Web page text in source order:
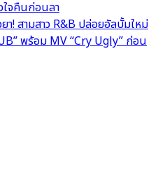
จคืนก่อนลา
า! สามสาว R&B ปล่อยอัลบั้มใหม่
พร้อม MV “Cry Ugly” ก่อน